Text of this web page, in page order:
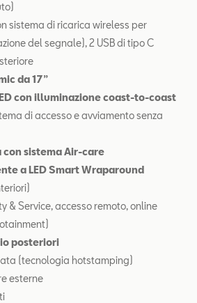
sistema di ricarica wireless per
del segnale), 2 USB di tipo C
da 17”
con illuminazione coast-to-coast
di accesso e avviamento senza
sistema Air-care
a LED Smart Wraparound
& Service, accesso remoto, online
posteriori
(tecnologia hotstamping)
esterne